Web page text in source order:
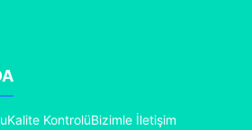
Kalite KontrolüBizimle İletişim